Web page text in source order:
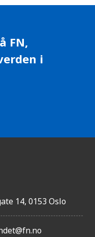
FN,
i
14, 0153 Oslo